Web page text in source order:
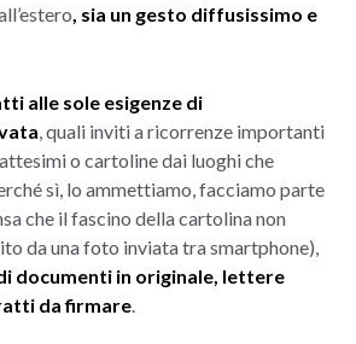
, sia un gesto diffusissimo e
alle sole esigenze di
, quali inviti a ricorrenze importanti
o cartoline dai luoghi che
sì, lo ammettiamo, facciamo parte
che il fascino della cartolina non
da una foto inviata tra smartphone),
documenti in originale, lettere
da firmare